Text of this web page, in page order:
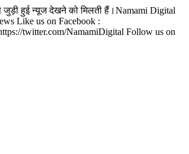
जुड़ी हुई न्यूज देखने को मिलती हैं।Namami Digital
Like us on Facebook :
twitter.com/NamamiDigital Follow us on